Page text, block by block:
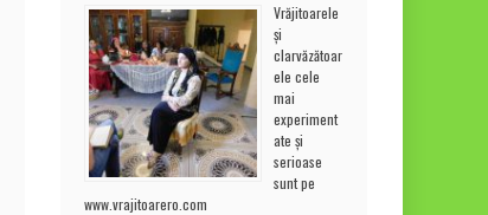
Vrăjitoarele
și
clarvăzătoar
ele cele
mai
experiment
ate și
serioase
sunt pe
www.vrajitoarero.com